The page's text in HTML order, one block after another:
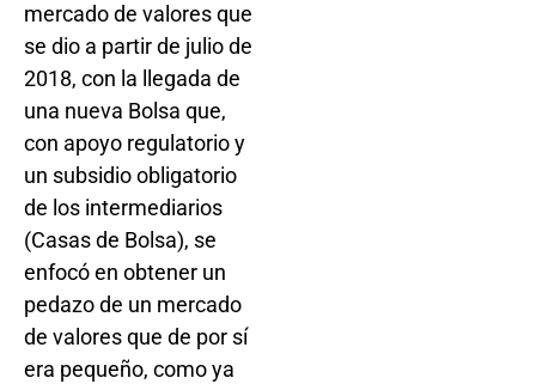
mercado de valores que
se dio a partir de julio de
2018, con la llegada de
una nueva Bolsa que,
con apoyo regulatorio y
un subsidio obligatorio
de los intermediarios
(Casas de Bolsa), se
enfocó en obtener un
pedazo de un mercado
de valores que de por sí
era pequeño, como ya